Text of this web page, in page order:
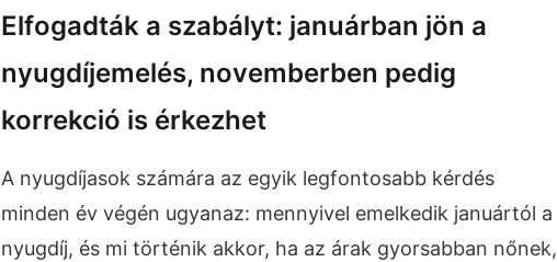
Elfogadták a szabályt: januárban jön a
nyugdíjemelés, novemberben pedig
korrekció is érkezhet
A nyugdíjasok számára az egyik legfontosabb kérdés
minden év végén ugyanaz: mennyivel emelkedik januártól a
nyugdíj, és mi történik akkor, ha az árak gyorsabban nőnek,